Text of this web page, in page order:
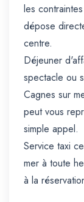
les
dépose
centre.
Déjeuner
spectacle ou
Cagnes sur
peut vous
simple appel.
Service taxi
mer à toute
à la